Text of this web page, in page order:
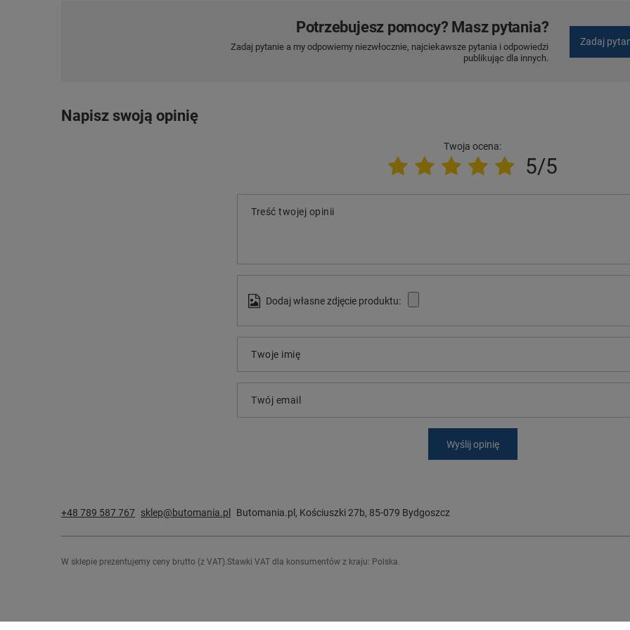
Potrzebujesz pomocy? Masz pytania?
Zadaj pytanie a my odpowiemy niezwłocznie, najciekawsze pytania i odpowiedzi
publikując dla innych.
Zadaj
Napisz swoją opinię
Twoja ocena:
5/5
Treść twojej opinii
Dodaj własne zdjęcie produktu:
Twoje imię
Twój email
Wyślij opinię
+48 789 587 767 sklep@butomania.pl Butomania.pl , Kościuszki 27b, 85-079 Bydgoszcz
W sklepie prezentujemy ceny brutto (z VAT). Stawki VAT dla konsumentów z kraju: Polska